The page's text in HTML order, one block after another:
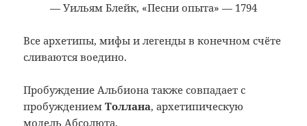
— Уильям Блейк, «Песни опыта» — 1794
Все архетипы, мифы и легенды в конечном счёте
сливаются воедино.
Пробуждение Альбиона также совпадает с
пробуждениемТоллана, архетипическую
модель Абсолюта.